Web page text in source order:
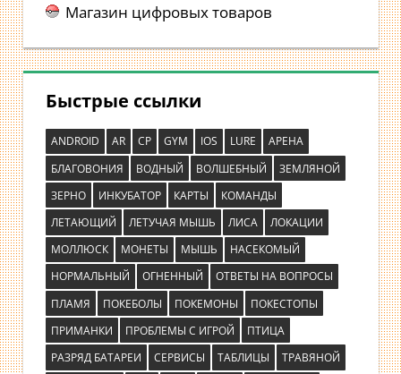
Магазин цифровых товаров
Быстрые ссылки
ANDROID AR CP GYM IOS LURE
АРЕНА
БЛАГОВОНИЯ
ВОДНЫЙ ВОЛШЕБНЫЙ
ЗЕМЛЯНОЙ
ЗЕРНО
ИНКУБАТОР КАРТЫ
КОМАНДЫ
ЛЕТАЮЩИЙ
ЛЕТУЧАЯ МЫШЬ ЛИСА
ЛОКАЦИИ
МОЛЛЮСК
МОНЕТЫ МЫШЬ
НАСЕКОМЫЙ
НОРМАЛЬНЫЙ
ОГНЕННЫЙ
ОТВЕТЫ НА ВОПРОСЫ
ПЛАМЯ
ПОКЕБОЛЫ ПОКЕМОНЫ
ПОКЕСТОПЫ
ПРИМАНКИ
ПРОБЛЕМЫ С ИГРОЙ
ПТИЦА
РАЗРЯД БАТАРЕИ
СЕРВИСЫ ТАБЛИЦЫ ТРАВЯНОЙ